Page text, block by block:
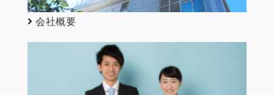
会社概要